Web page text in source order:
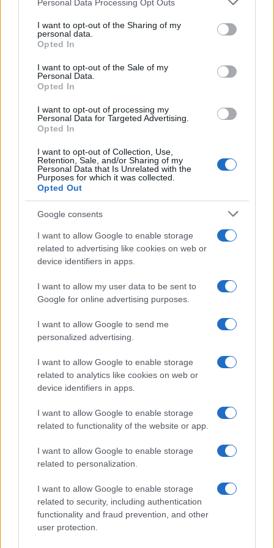
not limited to your visit or usage behaviour. You may click to
grant or deny consent to Google and its third-party tags to
use your data for below specified purposes in below Google
consent section.
Personal Data Processing Opt Outs
I want to opt-out of the Sharing of my
personal data.
Opted In
I want to opt-out of the Sale of my
Personal Data.
Opted In
I want to opt-out of processing my
Personal Data for Targeted Advertising.
Opted In
I want to opt-out of Collection, Use,
Retention, Sale, and/or Sharing of my
Personal Data that Is Unrelated with the
Purposes for which it was collected.
Opted Out
Google consents
I want to allow Google to enable storage
related to advertising like cookies on web or
device identifiers in apps.
I want to allow my user data to be sent to
Google for online advertising purposes.
I want to allow Google to send me
personalized advertising.
I want to allow Google to enable storage
related to analytics like cookies on web or
device identifiers in apps.
I want to allow Google to enable storage
related to functionality of the website or app.
I want to allow Google to enable storage
related to personalization.
I want to allow Google to enable storage
related to security, including authentication
functionality and fraud prevention, and other
user protection.
redazione sostiene un approccio metodico
cronaca' e conserva i fogli di appunti del
debutto tecnico in autodromo.
Continua a leggere
CALCIO